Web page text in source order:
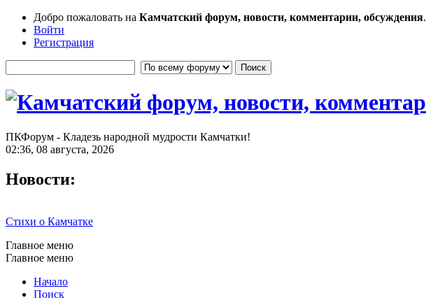
Добро пожаловать на Камчатский форум, новости, комментарии, обсуждения.
Войти
Регистрация
ПКФорум - Кладезь народной мудрости Камчатки!
02:36, 08 августа, 2026
Новости:
Стихи о Камчатке
Главное меню
Главное меню
Начало
Поиск